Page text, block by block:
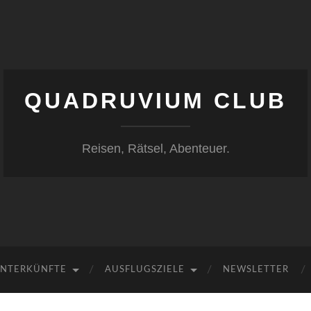
QUADRUVIUM CLUB
Reisen, Rätsel, Abenteuer.
AUSFLUGSZIELE NEWSLETTER